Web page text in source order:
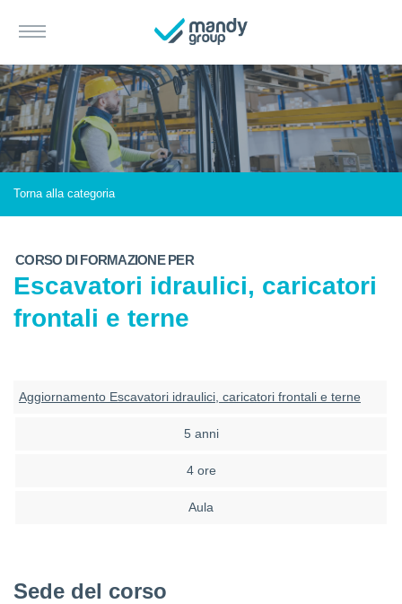
Torna alla categoria
CORSO DI FORMAZIONE PER
Escavatori idraulici, caricatori
frontali e terne
Aggiornamento Escavatori idraulici, caricatori frontali e terne
5 anni
4 ore
Aula
Sede del corso